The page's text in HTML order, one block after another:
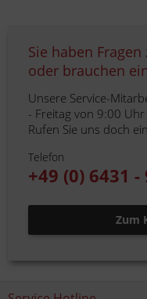
Sie haben
oder brauchen
Unsere Service-
- Freitag von 9:00
Rufen Sie uns doch
Telefon
+49 (0) 6431 -
Zum